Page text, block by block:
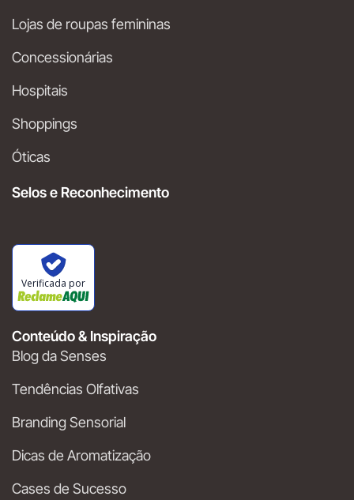
Lojas de roupas femininas
Concessionárias
Hospitais
Shoppings
Óticas
Selos e Reconhecimento
Verificada por
Conteúdo & Inspiração
Blog da Senses
Tendências Olfativas
Branding Sensorial
Dicas de Aromatização
Cases de Sucesso